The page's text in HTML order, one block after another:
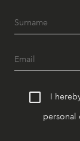
I
personal